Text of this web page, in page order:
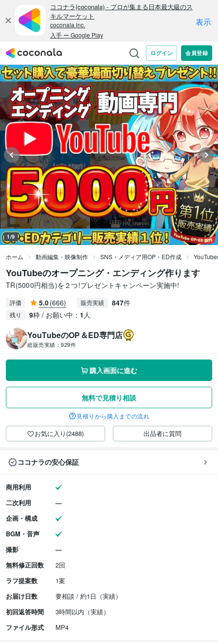
1/9
ホーム 動画編集・映像制作 SNS・メディア用OP・ED作成
YouTubeのオープニング・エンディング作ります
TR(5000円相当)を２つ!プレゼントキャンペーン実施中!
評価 5.0(666) 販売実績 847件
残り 9枠 / お願い中： 1 人
YouTubeのOP＆ED専門店
総販売実績： 929件
購入画面に進む
無料で見積り相談
見積りから購入までの流れ
お気に入り(2488) 出品者に質問
ココナラの安心保証
商用利用
二次利用
企画・構成
BGM・音声
撮影
無料修正回数
2回
ラフ提案数
1案
お届け日数
要相談 / 約1日（実績）
初回返答時間
3時間以内（実績）
ファイル形式
MP4